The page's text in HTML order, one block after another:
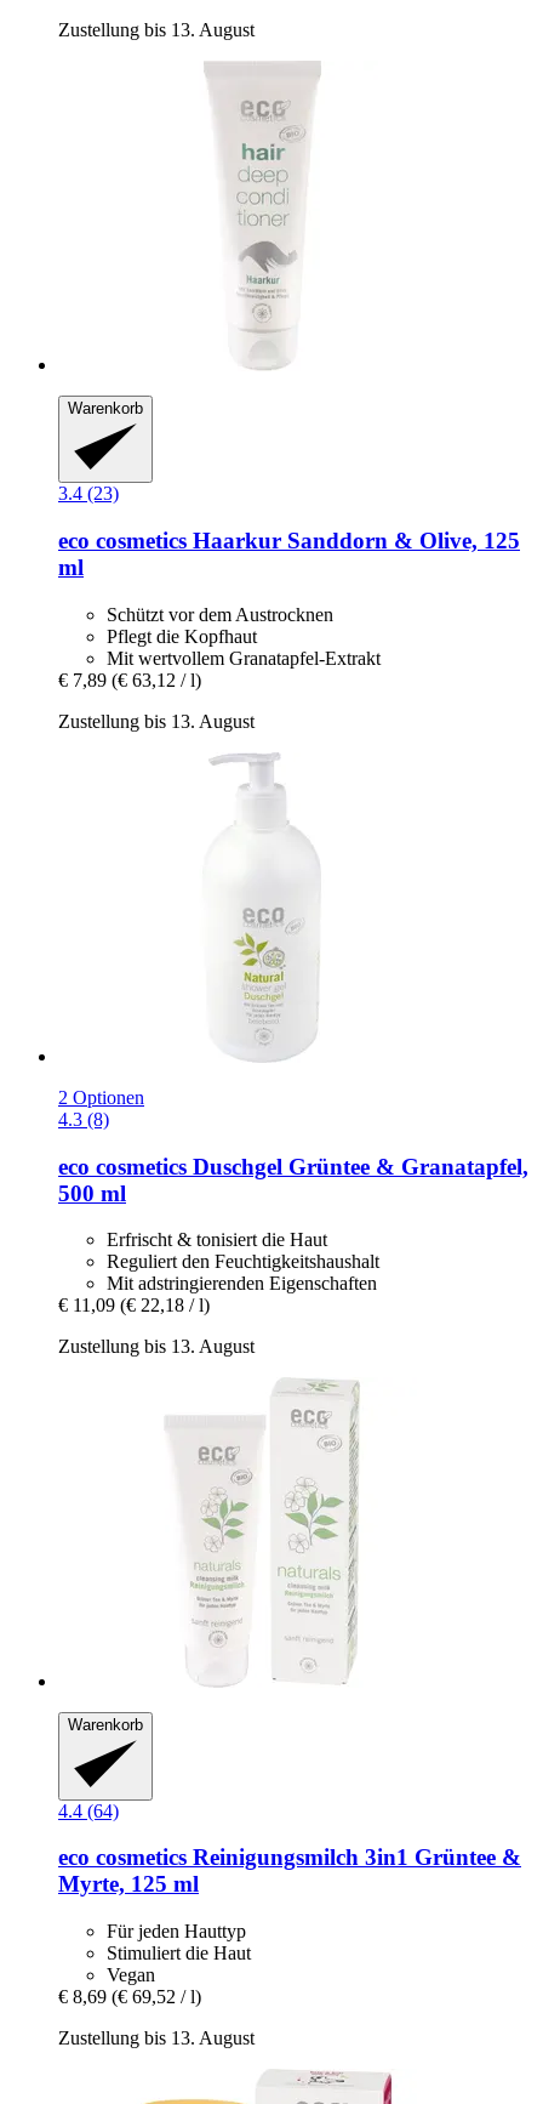
Zustellung bis 13. August
Warenkorb
3.4 (23)
eco cosmetics Haarkur Sanddorn & Olive, 125
ml
Schützt vor dem Austrocknen
Pflegt die Kopfhaut
Mit wertvollem Granatapfel-Extrakt
€ 7,89 (€ 63,12 / l)
Zustellung bis 13. August
2 Optionen
4.3 (8)
eco cosmetics Duschgel Grüntee & Granatapfel,
500 ml
Erfrischt & tonisiert die Haut
Reguliert den Feuchtigkeitshaushalt
Mit adstringierenden Eigenschaften
€ 11,09 (€ 22,18 / l)
Zustellung bis 13. August
Warenkorb
4.4 (64)
eco cosmetics Reinigungsmilch 3in1 Grüntee &
Myrte, 125 ml
Für jeden Hauttyp
Stimuliert die Haut
Vegan
€ 8,69 (€ 69,52 / l)
Zustellung bis 13. August